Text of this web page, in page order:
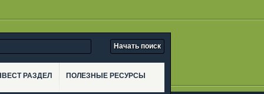
РАЗДЕЛ ПОЛЕЗНЫЕ РЕСУРСЫ